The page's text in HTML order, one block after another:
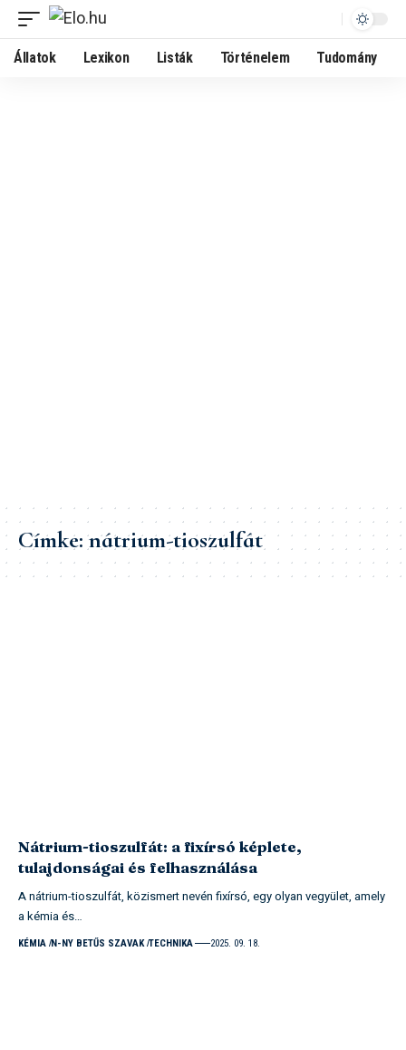
Állatok Lexikon Listák Történelem Tudomány
Címke:nátrium-tioszulfát
Nátrium-tioszulfát: a fixírsó képlete,
tulajdonságai és felhasználása
A nátrium-tioszulfát, közismert nevén fixírsó, egy olyan vegyület, amely
a kémia és…
KÉMIA N-NY BETŰS SZAVAK TECHNIKA 2025. 09. 18.